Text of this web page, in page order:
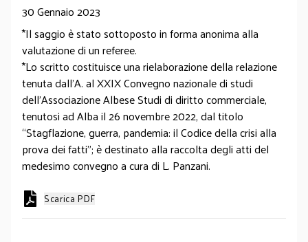
30 Gennaio 2023
*Il saggio è stato sottoposto in forma anonima alla
valutazione di un referee.
*Lo scritto costituisce una rielaborazione della relazione
tenuta dall’A. al XXIX Convegno nazionale di studi
dell’Associazione Albese Studi di diritto commerciale,
tenutosi ad Alba il 26 novembre 2022, dal titolo
“Stagflazione, guerra, pandemia: il Codice della crisi alla
prova dei fatti”; è destinato alla raccolta degli atti del
medesimo convegno a cura di L. Panzani.
Scarica PDF